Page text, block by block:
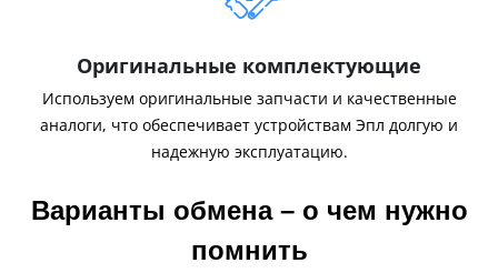
Оригинальные комплектующие
Используем оригинальные запчасти и качественные
аналоги, что обеспечивает устройствам Эпл долгую и
надежную эксплуатацию.
Варианты обмена – о чем нужно
помнить